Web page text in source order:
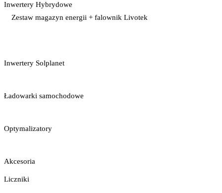
Inwertery Hybrydowe
Zestaw magazyn energii + falownik Livotek
Inwertery Solplanet
Ładowarki samochodowe
Optymalizatory
Akcesoria
Liczniki